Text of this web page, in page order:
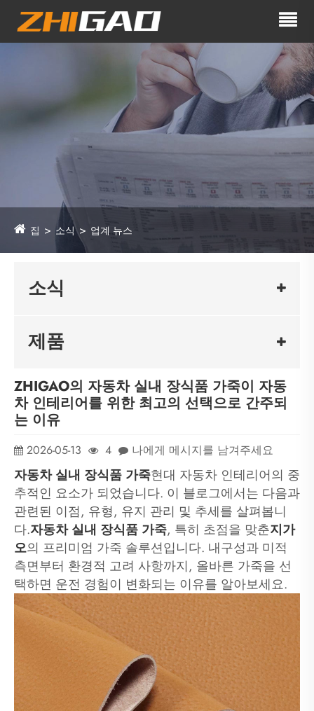
집 소식 업계 뉴스
소식
제품
ZHIGAO의 자동차 실내 장식품 가죽이 자동
차 인테리어를 위한 최고의 선택으로 간주되
는 이유
2026-05-13 4 나에게 메시지를 남겨주세요
자동차 실내 장식품 가죽현대 자동차 인테리어의 중
추적인 요소가 되었습니다. 이 블로그에서는 다음과
관련된 이점, 유형, 유지 관리 및 추세를 살펴봅니
다.자동차 실내 장식품 가죽, 특히 초점을 맞춘지가
오의 프리미엄 가죽 솔루션입니다. 내구성과 미적
측면부터 환경적 고려 사항까지, 올바른 가죽을 선
택하면 운전 경험이 변화되는 이유를 알아보세요.